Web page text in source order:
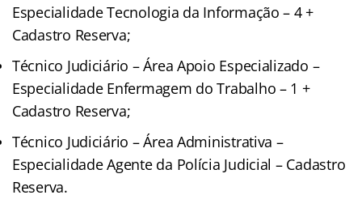
Especialidade Tecnologia da Informação – 4 +
Cadastro Reserva;
Técnico Judiciário – Área Apoio Especializado –
Especialidade Enfermagem do Trabalho – 1 +
Cadastro Reserva;
Técnico Judiciário – Área Administrativa –
Especialidade Agente da Polícia Judicial – Cadastro
Reserva.